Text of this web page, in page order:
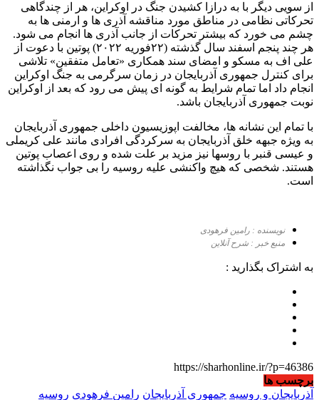
از سویی دیگر با به درازا کشیدن جنگ در اوکراین، هر از چندگاهی
تحرکاتی نظامی در مناطق مورد مناقشه آذری ها و ارمنی ها به
چشم می خورد که بیشتر تحرکات از جانب آذری ها انجام می شود.
هر چند پنجم اسفند سال گذشته (۲۲فوریه ۲۰۲۲) پوتین با دعوت از
علی اف به مسکو و امضای سند همکاری «تعامل متفقین» تلاشی
برای کنترل جمهوری آذربایجان در زمان سرگرمی به جنگ اوکراین
انجام داد اما تمام شرایط به گونه ای پیش می رود که بعد از اوکراین
نوبت جمهوری آذربایجان باشد.
با تمام این نشانه ها، مخالفت اپوزیسیون داخلی جمهوری آذربایجان
به ویژه جبهه خلق آذربایجان به سرکردگی افرادی مانند علی کریملی
و عیسی قنبر با روسها نیز مزید بر علت شده و روی اعصاب پوتین
هستند. شخصی که هیچ واکنشی علیه روسیه را بی جواب نگذاشته
است.
نویسنده : رامین فرهودی
منبع خبر : شرح آنلاین
به اشتراک بگذارید :
https://sharhonline.ir/?p=46386
برچسب ها
آذربایجان و روسیه جمهوری آذربایجان رامین فرهودی روسیه